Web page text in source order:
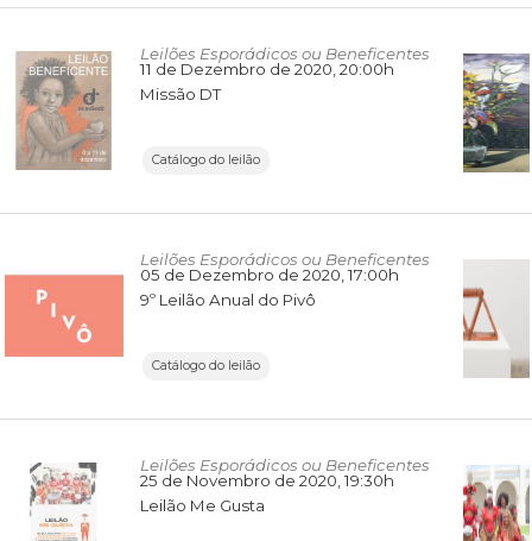
Leilões Esporádicos ou Beneficentes
11 de Dezembro de 2020 , 20:00h
Missão DT
Catálogo do leilão
Leilões Esporádicos ou Beneficentes
05 de Dezembro de 2020 , 17:00h
9º Leilão Anual do Pivô
Catálogo do leilão
Leilões Esporádicos ou Beneficentes
25 de Novembro de 2020 , 19:30h
Leilão Me Gusta